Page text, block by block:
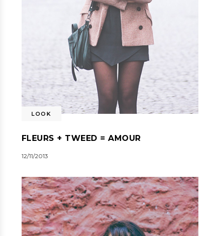
LOOK
FLEURS + TWEED = AMOUR
12/11/2013